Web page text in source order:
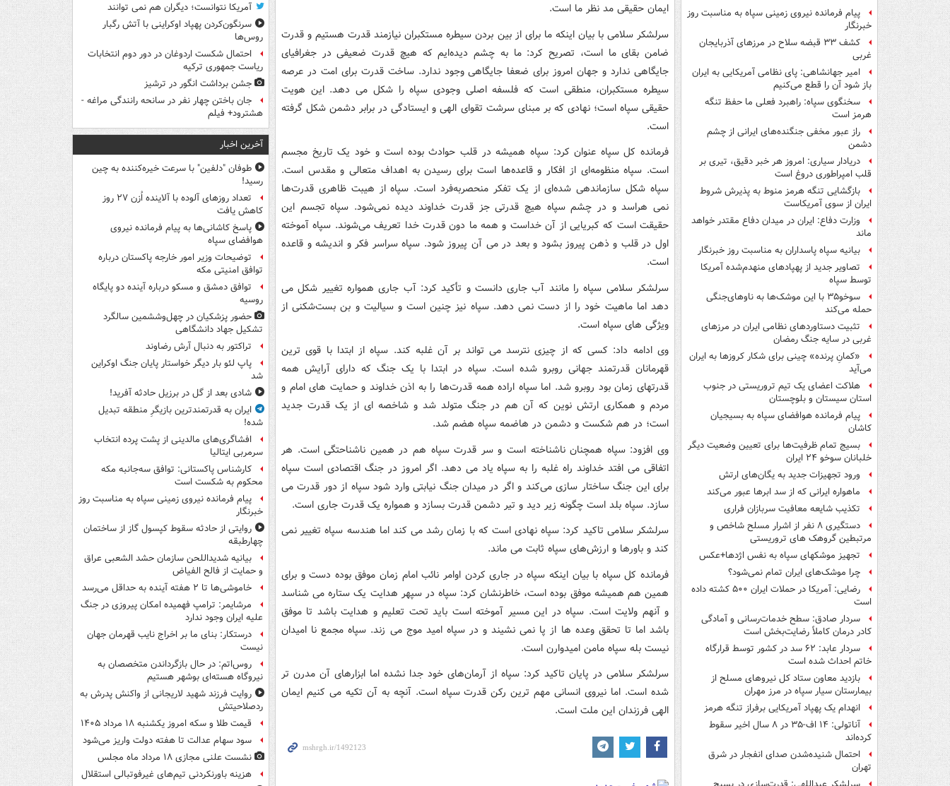
پیام فرمانده نیروی زمینی سپاه به مناسبت روز
خبرنگار
کشف ۳۳ قبضه سلاح در مرزهای آذربایجان
غربی
امیر جهانشاهی: پای نظامی آمریکایی به ایران
باز شود آن را قطع می‌کنیم
سخنگوی سپاه: راهبرد فعلی ما حفظ تنگه
هرمز است
راز عبور مخفی جنگنده‌های ایرانی از چشم
دشمن
دریادار سیاری: امروز هر خبر دقیق، تیری بر
قلب امپراطوری دروغ است
بازگشایی تنگه هرمز منوط به پذیرش شروط
ایران از سوی آمریکاست
وزارت دفاع: ایران در میدان دفاع مقتدر خواهد
ماند
بیانیه سپاه پاسداران به مناسبت روز خبرنگار
تصاویر جدید از پهپادهای منهدم‌شده آمریکا
توسط سپاه
سوخو۳۵ با این موشک‌ها به ناوهای‌جنگی
حمله می‌کند
تثبیت دستاوردهای نظامی ایران در مرزهای
غربی در سایه جنگ رمضان
«کمانِ پرنده» چینی برای شکار کروزها به ایران
می‌آید
هلاکت اعضای یک تیم تروریستی در جنوب
استان سیستان و بلوچستان
پیام فرمانده هوافضای سپاه به بسیجیان
کاشان
بسیج تمام ظرفیت‌ها برای تعیین وضعیت دیگر
خلبانان سوخو ۲۴ ایران
ورود تجهیزات جدید به یگان‌های ارتش
ماهواره ایرانی که از سد ابرها عبور می‌کند
تکذیب شایعه معافیت سربازان فراری
دستگیری ۸ نفر از اشرار مسلح شاخص و
مرتبطین گروهک های تروریستی
تجهیز موشکهای سپاه به نفس اژدها+عکس
چرا موشک‌های ایران تمام نمی‌شود؟
رضایی: آمریکا در حملات ایران ۵۰۰ کشته داده
است
سردار صادق: سطح خدمات‌رسانی و آمادگی
کادر درمان کاملاً رضایت‌بخش است
سردار عابد: ۶۲ سد در کشور توسط قرارگاه
خاتم احداث شده است
بازدید معاون ستاد کل نیروهای مسلح از
بیمارستان سیار سپاه در مرز مهران
انهدام یک پهپاد آمریکایی برفراز تنگه هرمز
آناتولی: ۱۴ اف-۳۵ در ۸ سال اخیر سقوط
کرده‌اند
احتمال شنیده‌شدن صدای انفجار در شرق
تهران
ایمان حقیقی مد نظر ما است.
سرلشکر سلامی با بیان اینکه ما برای از بین بردن سیطره مستکبران نیازمند قدرت هستیم و قدرت
ضامن بقای ما است، تصریح کرد: ما به چشم دیده‌ایم که هیچ قدرت ضعیفی در جغرافیای
جایگاهی ندارد و جهان امروز برای ضعفا جایگاهی وجود ندارد. ساخت قدرت برای امت در عرصه
سیطره مستکبران، منطقی است که فلسفه اصلی وجودی سپاه را شکل می دهد. این هویت
حقیقی سپاه است؛ نهادی که بر مبنای سرشت تقوای الهی و ایستادگی در برابر دشمن شکل گرفته
است.
فرمانده کل سپاه عنوان کرد: سپاه همیشه در قلب حوادث بوده است و خود یک تاریخ مجسم
است. سپاه منظومه‌ای از افکار و قاعده‌ها است برای رسیدن به اهداف متعالی و مقدس است.
سپاه شکل سازماندهی شده‌ای از یک تفکر منحصربه‌فرد است. سپاه از هیبت ظاهری قدرت‌ها
نمی هراسد و در چشم سپاه هیچ قدرتی جز قدرت خداوند دیده نمی‌شود. سپاه تجسم این
حقیقت است که کبریایی از آن خداست و همه ما ‌دون قدرت خدا تعریف می‌شوند. سپاه آموخته
اول در قلب و ذهن پیروز بشود و بعد در می آن پیروز شود. سپاه سراسر فکر و اندیشه و قاعده
است.
سرلشکر سلامی سپاه را مانند آب جاری دانست و تأکید کرد: آب جاری همواره تغییر شکل می
دهد اما ماهیت خود را از دست نمی دهد. سپاه نیز چنین است و سیالیت و بن بست‌شکنی از
ویژگی های سپاه است.
وی ادامه داد: کسی که از چیزی نترسد می تواند بر آن غلبه کند. سپاه از ابتدا با قوی ترین
قهرمانان قدرتمند جهانی روبرو شده است. سپاه در ابتدا با یک جنگ که دارای آرایش همه
قدرتهای زمان بود روبرو شد. اما سپاه اراده همه قدرت‌ها را به اذن خداوند و حمایت های امام و
مردم و همکاری ارتش نوین که آن هم در جنگ متولد شد و شاخصه ای از یک قدرت جدید
است؛ در هم شکست و دشمن در هاضمه سپاه هضم شد.
وی افزود: سپاه همچنان ناشناخته است و سر قدرت سپاه هم در همین ناشناحتگی است. هر
اتفاقی می افتد خداوند راه غلبه را به سپاه یاد می دهد. اگر امروز در جنگ اقتصادی است سپاه
برای این جنگ ساختار سازی می‌کند و اگر در میدان جنگ نیابتی وارد شود سپاه از دور قدرت می
سازد. سپاه بلد است چگونه زیر دید و تیر دشمن قدرت بسازد و همواره یک قدرت جاری است.
سرلشکر سلامی تاکید کرد: سپاه نهادی است که با زمان رشد می کند اما هندسه سپاه تغییر نمی
کند و باورها و ارزش‌های سپاه ثابت می ماند.
فرمانده کل سپاه با بیان اینکه سپاه در جاری کردن اوامر نائب امام زمان موفق بوده دست و برای
همین هم همیشه موفق بوده است، خاطرنشان کرد: سپاه در سپهر هدایت یک ستاره می شناسد
و آنهم ولایت است. سپاه در این مسیر آموخته است باید تحت تعلیم و هدایت باشد تا موفق
باشد اما تا تحقق وعده ها از پا نمی نشیند و در سپاه امید موج می زند. سپاه مجمع نا امیدان
نیست بله سپاه مامن امیدوارن است.
سرلشکر سلامی در پایان تاکید کرد: سپاه از آرمان‌های خود جدا نشده اما ابزارهای آن مدرن تر
شده است. اما نیروی انسانی مهم ترین رکن قدرت سپاه است. آنچه به آن تکیه می کنیم ایمان
الهی فرزندان این ملت است.
آمریکا نتوانست؛ دیگران هم نمی توانند
سرنگون‌کردن پهپاد اوکراینی با آتش رگبار
روس‌ها
احتمال شکست اردوغان در دور دوم انتخابات
ریاست جمهوری ترکیه
جشن برداشت انگور در ترشیز
جان باختن چهار نفر در سانحه رانندگی مراغه -
هشترود+ فیلم
آخرین اخبار
طوفان "دلفین" با سرعت خیره‌کننده به چین
رسید!
تعداد روزهای آلوده با آلاینده اُزن ۲۷ روز
کاهش یافت
پاسخ کاشانی‌ها به پیام فرمانده نیروی
هوافضای سپاه
توضیحات وزیر امور خارجه پاکستان درباره
توافق امنیتی مکه
توافق دمشق و مسکو درباره آینده دو پایگاه
روسیه
حضور پزشکیان در چهل‌وششمین سالگرد
تشکیل جهاد دانشگاهی
تراکتور به دنبال آرش رضاوند
پاپ لئو بار دیگر خواستار پایان جنگ اوکراین
شد
شادی بعد از گل در برزیل حادثه آفرید!
ایران به قدرتمندترین بازیگرِ منطقه تبدیل
شده!
افشاگری‌های مالدینی از پشت پرده انتخاب
سرمربی ایتالیا
کارشناس پاکستانی: توافق سه‌جانبه مکه
محکوم به شکست است
پیام فرمانده نیروی زمینی سپاه به مناسبت روز
خبرنگار
روایتی از حادثه سقوط کپسول گاز از ساختمان
چهارطبقه
بیانیه شدیداللحن سازمان حشد الشعبی عراق
و حمایت از فالح الفیاض
خاموشی‌ها تا ۲ هفته آینده به حداقل می‌رسد
مرشایمر: ترامپ فهمیده امکان پیروزی در جنگ
علیه ایران وجود ندارد
درستکار: بنای ما بر اخراج نایب قهرمان جهان
نیست
روس‌اتم: در حال بازگرداندن متخصصان به
نیروگاه هسته‌ای بوشهر هستیم
روایت فرزند شهید لاریجانی از واکنش پدرش به
ردصلاحیتش
قیمت طلا و سکه امروز یکشنبه ۱۸ مرداد ۱۴۰۵
سود سهام عدالت تا هفته دولت واریز می‌شود
نشست علنی مجازی ۱۸ مرداد ماه مجلس
هزینه باورنکردنی تیم‌های غیرفوتبالی استقلال